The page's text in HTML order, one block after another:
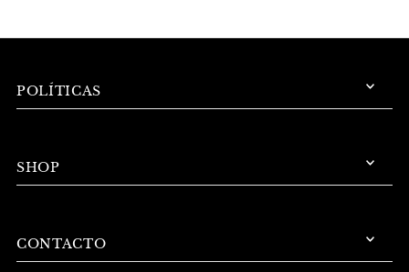
POLÍTICAS
SHOP
CONTACTO